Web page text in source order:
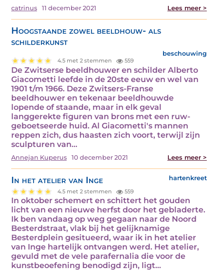
catrinus 11 december 2021 Lees meer >
Hoogstaande zowel beeldhouw- als
schilderkunst
beschouwing
4.5 met 2 stemmen 559
De Zwitserse beeldhouwer en schilder Alberto
Giacometti leefde in de 20ste eeuw en wel van
1901 t/m 1966. Deze Zwitsers-Franse
beeldhouwer en tekenaar beeldhouwde
lopende of staande, maar in elk geval
langgerekte figuren van brons met een ruw-
geboetseerde huid. Al Giacometti's mannen
reppen zich, dus haasten zich voort, terwijl zijn
sculpturen van…
Annejan Kuperus 10 december 2021 Lees meer >
In het atelier van Inge hartenkreet
4.5 met 2 stemmen 559
In oktober schemert en schittert het gouden
licht van een nieuwe herfst door het gebladerte.
Ik ben vandaag op weg gegaan naar de Noord
Besterdstraat, vlak bij het gelijknamige
Besterdplein gesitueerd, waar ik in het atelier
van Inge hartelijk ontvangen werd. Het atelier,
gevuld met de vele parafernalia die voor de
kunstbeoefening benodigd zijn, ligt…